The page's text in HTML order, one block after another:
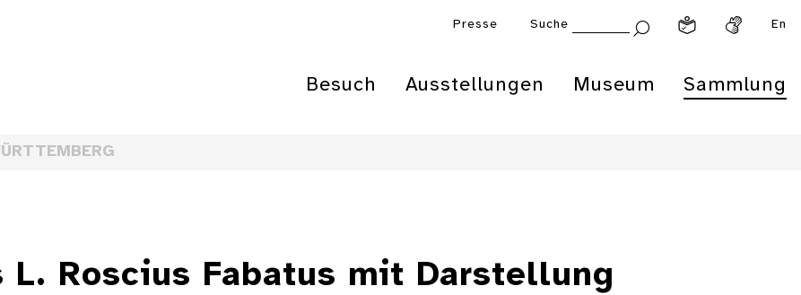
Presse Suche En
Besuch Ausstellungen Museum Sammlung
L. Roscius Fabatus mit Darstellung